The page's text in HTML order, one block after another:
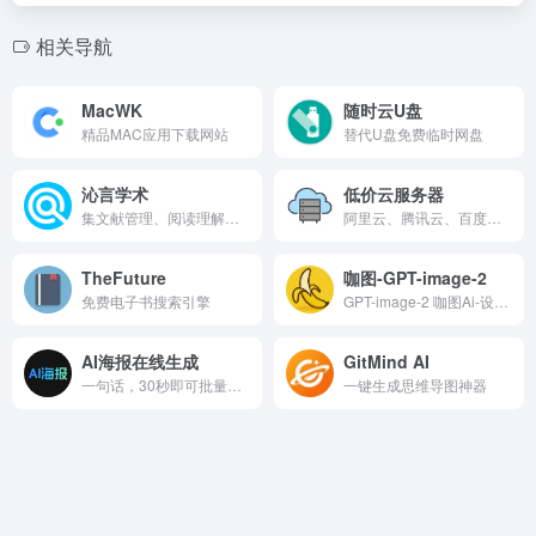
相关导航
MacWK
精品MAC应用下载网站
随时云U盘
替代U盘免费临时网盘
沁言学术 低价云服务器
TheFuture
免费电子书搜索引擎
咖图-GPT-image-2
AI海报在线生成 GitMind AI
一键生成思维导图神器